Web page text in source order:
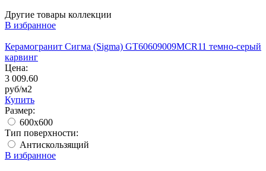
Другие товары коллекции
В избранное
Керамогранит Сигма (Sigma) GT60609009MCR11 темно-серый
карвинг
Цена:
3 009.60
руб/м2
Купить
Размер:
600x600
Тип поверхности:
Антискользящий
В избранное